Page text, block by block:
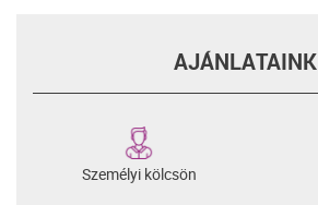
AJÁNLATAINK
Személyi kölcsön